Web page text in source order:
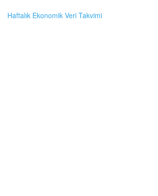
Haftalık Ekonomik Veri Takvimi